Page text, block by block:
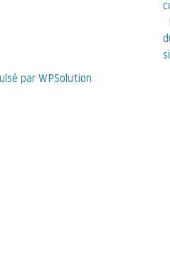
par WPSolution